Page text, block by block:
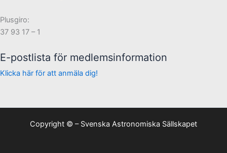
Plusgiro:
37 93 17 – 1
E-postlista för medlemsinformation
Klicka här för att anmäla dig!
Copyright © – Svenska Astronomiska Sällskapet